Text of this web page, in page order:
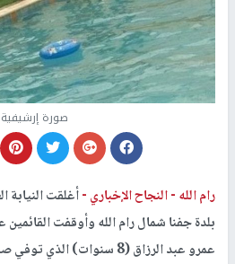
صورة إرشيفية
رام الله -النجاح الإخباري -أغلقت النيابة
بلدة جفنا شمال رام الله وأوقفت
عمرو عبد الرزاق (8 سنوات)